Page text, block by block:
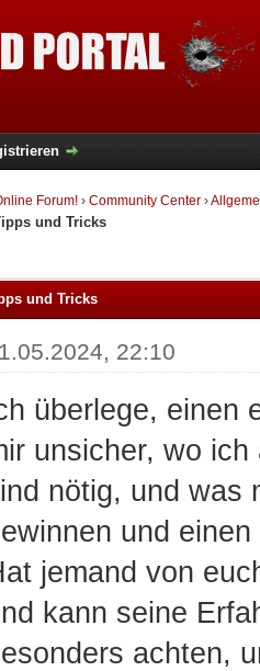
Forum! › Community Center ›
und Tricks
und Tricks
22:10
überlege, einen
unsicher, wo
nötig, und was
und
jemand von
kann seine
achten,